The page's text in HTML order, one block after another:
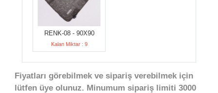
RENK-08 - 90X90
Kalan Miktar : 9
Fiyatları görebilmek ve sipariş verebilmek için
lütfen üye olunuz. Minumum sipariş limiti 3000